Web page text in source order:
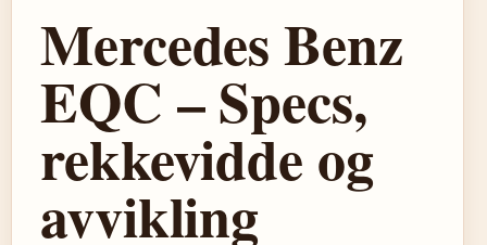
Mercedes Benz
EQC – Specs,
rekkevidde og
avvikling